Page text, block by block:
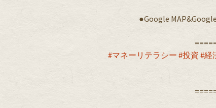
●Google
#マネーリテラシー #投資 #経